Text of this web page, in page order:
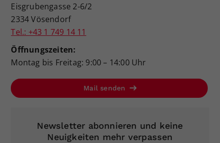
Eisgrubengasse 2-6/2
2334 Vösendorf
Tel.: +43 1 749 14 11
Öffnungszeiten:
Montag bis Freitag: 9:00 – 14:00 Uhr
Mail senden
Newsletter abonnieren und keine
Neuigkeiten mehr verpassen